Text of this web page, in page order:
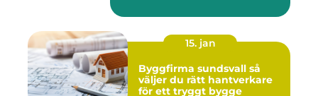
15. jan
Byggfirma sundsvall så
väljer du rätt hantverkare
för ett tryggt bygge